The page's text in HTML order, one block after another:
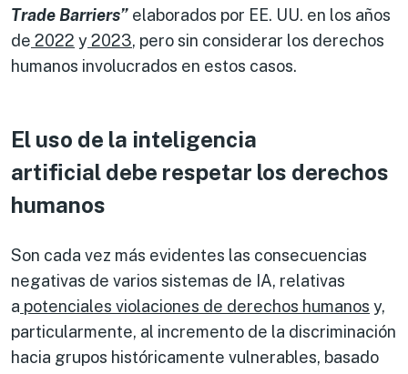
Trade Barriers” elaborados por EE. UU. en los años
de 2022 y2023, pero sin considerar los derechos
humanos involucrados en estos casos.
El uso de la inteligencia
artificial debe respetar los derechos
humanos
Son cada vez más evidentes las consecuencias
negativas de varios sistemas de IA, relativas
a potenciales violaciones de derechos humanos y,
particularmente, al incremento de la discriminación
hacia grupos históricamente vulnerables, basado